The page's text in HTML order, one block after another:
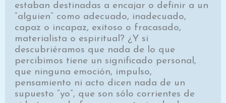
estaban destinadas a encajar o definir a un
“alguien” como adecuado, inadecuado,
capaz o incapaz, exitoso o fracasado,
materialista o espiritual? ¿Y si
descubriéramos que nada de lo que
percibimos tiene un significado personal,
que ninguna emoción, impulso,
pensamiento ni acto dicen nada de un
supuesto “yo”, que son sólo corrientes de